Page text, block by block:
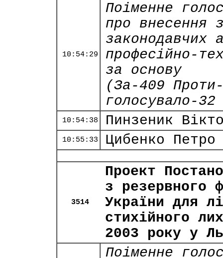
10:54:29
Поіменне
про внесення
законодавчих
професійно-
за основу
(За-409
голосувало-
10:54:38 Пинзеник
10:55:33 Цибенко Петро
3514
Проект
з резервного
України для
стихійного
2003 року у
Поіменне